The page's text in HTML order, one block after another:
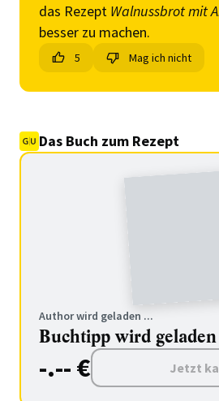
das Rezept Walnussbrot mit
besser zu machen.
5 Mag ich nicht
Das Buch zum Rezept
Author wird geladen ...
Buchtipp wird
-.-- € Jetzt